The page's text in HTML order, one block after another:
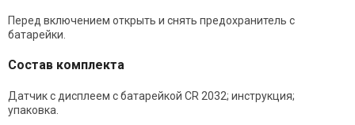
Перед включением открыть и снять предохранитель с
батарейки.
Состав комплекта
Датчик с дисплеем с батарейкой CR 2032; инструкция;
упаковка.